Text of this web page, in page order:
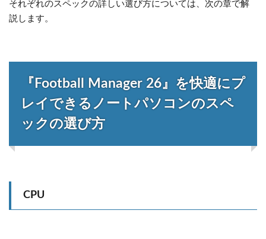
それぞれのスペックの詳しい選び方については、次の章で解
説します。
『Football Manager 26』を快適にプ
レイできるノートパソコンのスペ
ックの選び方
CPU